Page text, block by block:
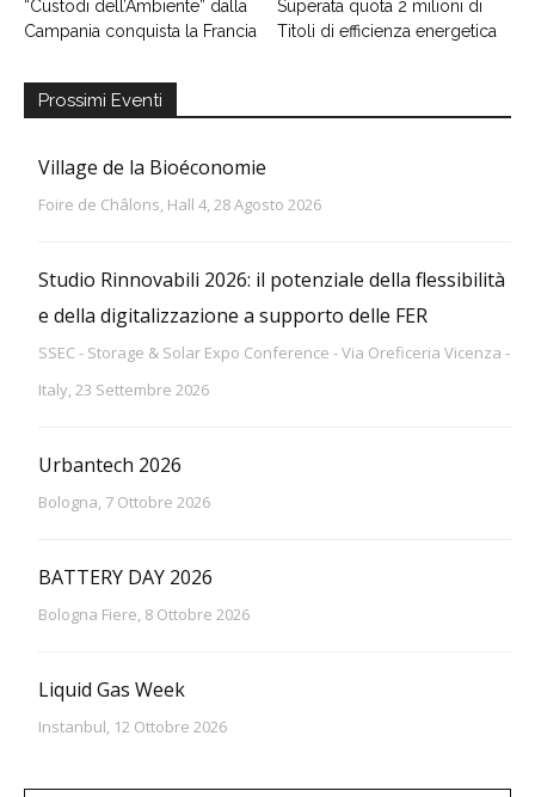
“Custodi dell’Ambiente” dalla
Campania conquista la Francia
Superata quota 2 milioni di
Titoli di efficienza energetica
Prossimi Eventi
Village de la Bioéconomie
Foire de Châlons, Hall 4, 28 Agosto 2026
Studio Rinnovabili 2026: il potenziale della flessibilità
e della digitalizzazione a supporto delle FER
SSEC - Storage & Solar Expo Conference - Via Oreficeria Vicenza -
Italy, 23 Settembre 2026
Urbantech 2026
Bologna, 7 Ottobre 2026
BATTERY DAY 2026
Bologna Fiere, 8 Ottobre 2026
Liquid Gas Week
Instanbul, 12 Ottobre 2026